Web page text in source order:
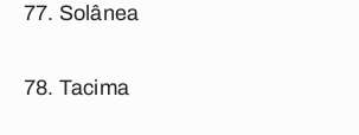
Solânea
Tacima